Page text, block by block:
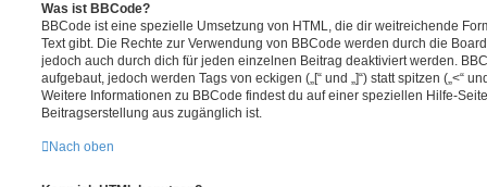
Was ist BBCode?
BBCode ist eine spezielle Umsetzung von HTML, die dir weitreichende
Text gibt. Die Rechte zur Verwendung von BBCode werden durch die
jedoch auch durch dich für jeden einzelnen Beitrag deaktiviert werden.
aufgebaut, jedoch werden Tags von eckigen („[“ und „]“) statt spitzen („<“
Weitere Informationen zu BBCode findest du auf einer speziellen Hilfe-
Beitragserstellung aus zugänglich ist.
Nach oben